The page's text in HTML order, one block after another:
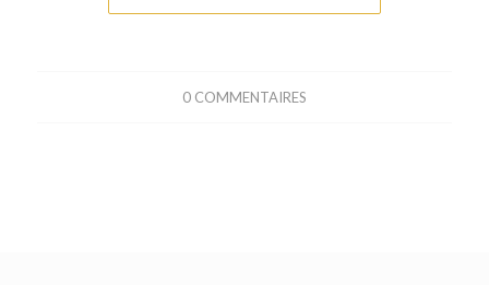
0 COMMENTAIRES